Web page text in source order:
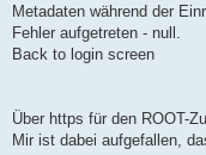
Metadaten während der
Fehler aufgetreten - null.
Back to login screen
Über https für den ROOT-
Mir ist dabei aufgefallen,